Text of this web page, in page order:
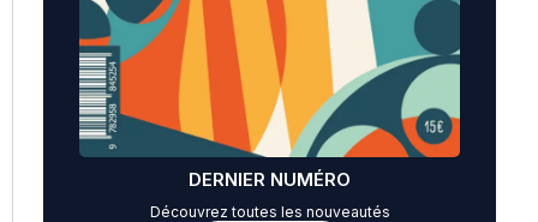
DERNIER NUMÉRO
Découvrez toutes les nouveautés